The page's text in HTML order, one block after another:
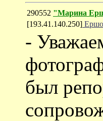
290552 "Марина
[193.41.140.250]
-
был